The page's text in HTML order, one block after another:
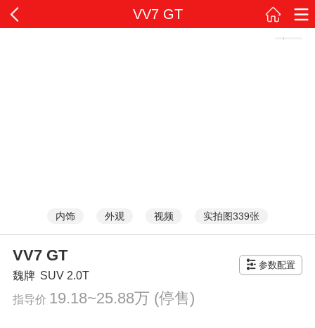
VV7 GT
内饰 外观 视频 实拍图339张
VV7 GT
魏牌 SUV 2.0T
参数配置
指导价 19.18~25.88万 (停售)